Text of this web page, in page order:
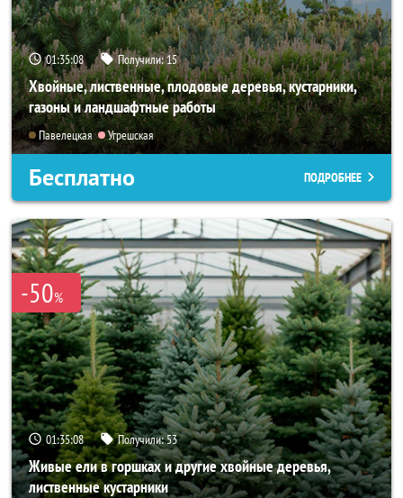
01:35:06 Получили:15
Хвойные, лиственные, плодовые деревья, кустарники,
газоны и ландшафтные работы
Павелецкая Угрешская
Бесплатно ПОДРОБНЕЕ
-50%
01:35:06 Получили:53
Живые ели в горшках и другие хвойные деревья,
лиственные кустарники